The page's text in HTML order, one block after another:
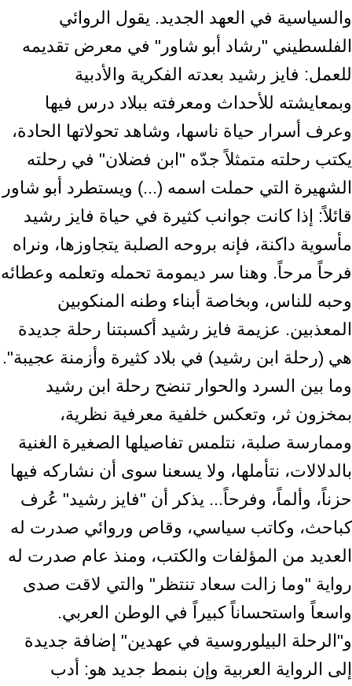
والسياسية في العهد الجديد. يقول الروائي
الفلسطيني "رشاد أبو شاور" في معرض تقديمه
للعمل: فايز رشيد بعدته الفكرية والأدبية
وبمعايشته للأحداث ومعرفته ببلاد درس فيها
وعرف أسرار حياة ناسها، وشاهد تحولاتها الحادة،
يكتب رحلته متمثلاً جدّه "ابن فضلان" في رحلته
الشهيرة التي حملت اسمه (...) ويستطرد أبو شاور
قائلاً: إذا كانت جوانب كثيرة في حياة فايز رشيد
مأسوية داكنة، فإنه بروحه الصلبة يتجاوزها، ونراه
فرحاً مرحاً. وهنا سر ديمومة تحمله وتعلمه وعطائه
وحبه للناس، وبخاصة أبناء وطنه المنكوبين
المعذبين. عزيمة فايز رشيد أكسبتنا رحلة جديدة
هي (رحلة ابن رشيد) في بلاد كثيرة وأزمنة عجيبة".
وما بين السرد والحوار تنضح رحلة ابن رشيد
بمخزون ثر، وتعكس خلفية معرفية نظرية،
وممارسة صلبة، نتلمس تفاصيلها الصغيرة الغنية
بالدلالات، نتأملها، ولا يسعنا سوى أن نشاركه فيها
حزناً، وألماً، وفرحاً... يذكر أن "فايز رشيد" عُرف
كباحث، وكاتب سياسي، وقاص وروائي صدرت له
العديد من المؤلفات والكتب، ومنذ عام صدرت له
رواية "وما زالت سعاد تنتظر" والتي لاقت صدى
واسعاً واستحساناً كبيراً في الوطن العربي.
و"الرحلة البيلوروسية في عهدين" إضافة جديدة
إلى الرواية العربية وإن بنمط جديد هو: أدب